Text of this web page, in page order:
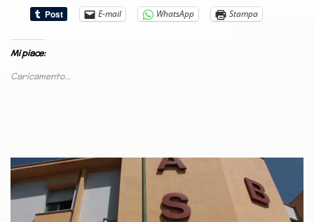
E-mail
WhatsApp Stampa
Mi piace:
Caricamento...